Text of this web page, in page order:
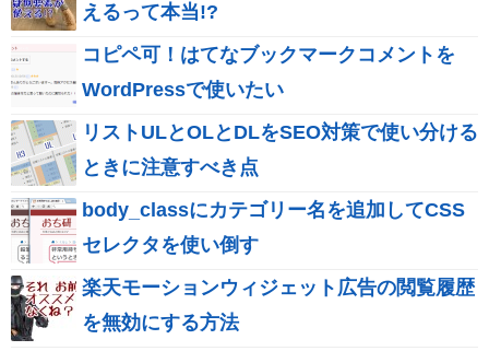
えるって本当!?
コピペ可！はてなブックマークコメントを
WordPressで使いたい
リストULとOLとDLをSEO対策で使い分ける
ときに注意すべき点
body_classにカテゴリー名を追加してCSS
セレクタを使い倒す
楽天モーションウィジェット広告の閲覧履歴
を無効にする方法